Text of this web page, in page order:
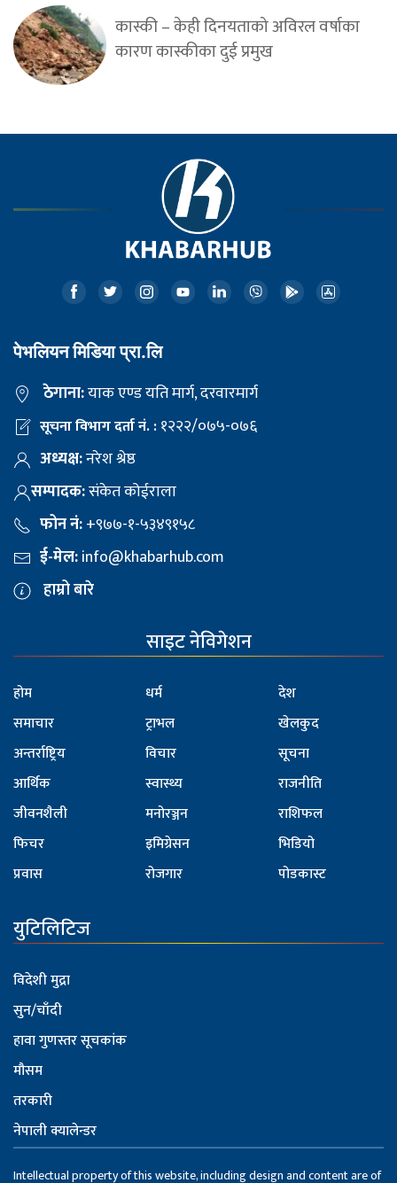
कास्की – केही दिनयताको अविरल वर्षाका
कारण कास्कीका दुई प्रमुख
पेभलियन मिडिया प्रा.लि
ठेगाना:याक एण्ड यति मार्ग, दरवारमार्ग
सूचना विभाग दर्ता नं. :१२२२/०७५-०७६
अध्यक्ष:नरेश श्रेष्ठ
सम्पादक:संकेत कोईराला
फोन नं:+९७७-१-५३४९१५८
ई-मेल:info@khabarhub.com
हाम्रो बारे
साइट नेविगेशन
होम
समाचार
अन्तर्राष्ट्रिय
आर्थिक
जीवनशैली
फिचर
प्रवास
धर्म
ट्राभल
विचार
स्वास्थ्य
मनोरञ्जन
इमिग्रेसन
रोजगार
देश
खेलकुद
सूचना
राजनीति
राशिफल
भिडियो
पोडकास्ट
युटिलिटिज
विदेशी मुद्रा
सुन/चाँदी
हावा गुणस्तर सूचकांक
मौसम
तरकारी
नेपाली क्यालेन्डर
Intellectual property of this website, including design and content are of